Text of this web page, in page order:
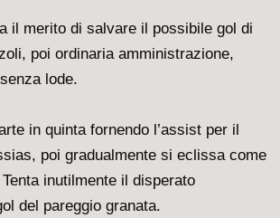
il merito di salvare il possibile gol di
poi ordinaria amministrazione,
lode.
in quinta fornendo l’assist per il
poi gradualmente si eclissa come
inutilmente il disperato
del pareggio granata.